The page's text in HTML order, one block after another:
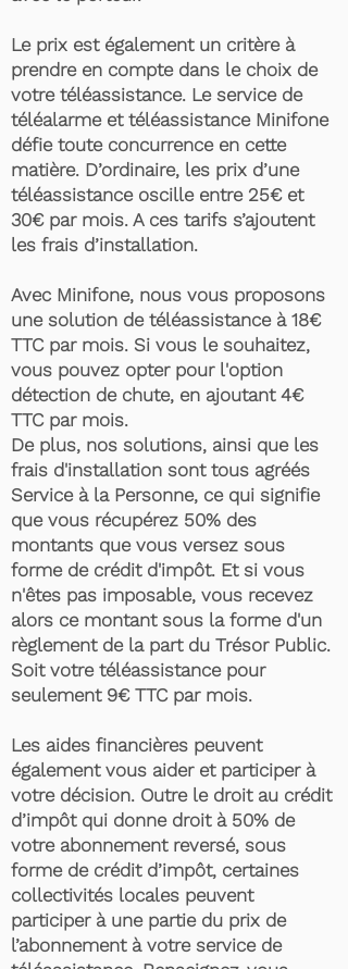
Le prix est également un critère à
prendre en compte dans le choix de
votre téléassistance. Le service de
téléalarme et téléassistance Minifone
défie toute concurrence en cette
matière. D’ordinaire, les prix d’une
téléassistance oscille entre 25€ et
30€ par mois. A ces tarifs s’ajoutent
les frais d’installation.
Avec Minifone, nous vous proposons
une solution de téléassistance à 18€
TTC par mois. Si vous le souhaitez,
vous pouvez opter pour l'option
détection de chute, en ajoutant 4€
TTC par mois.
De plus, nos solutions, ainsi que les
frais d'installation sont tous agréés
Service à la Personne, ce qui signifie
que vous récupérez 50% des
montants que vous versez sous
forme de crédit d'impôt. Et si vous
n'êtes pas imposable, vous recevez
alors ce montant sous la forme d'un
règlement de la part du Trésor Public.
Soit votre téléassistance pour
seulement 9€ TTC par mois.
Les aides financières peuvent
également vous aider et participer à
votre décision. Outre le droit au crédit
d’impôt qui donne droit à 50% de
votre abonnement reversé, sous
forme de crédit d’impôt, certaines
collectivités locales peuvent
participer à une partie du prix de
l’abonnement à votre service de